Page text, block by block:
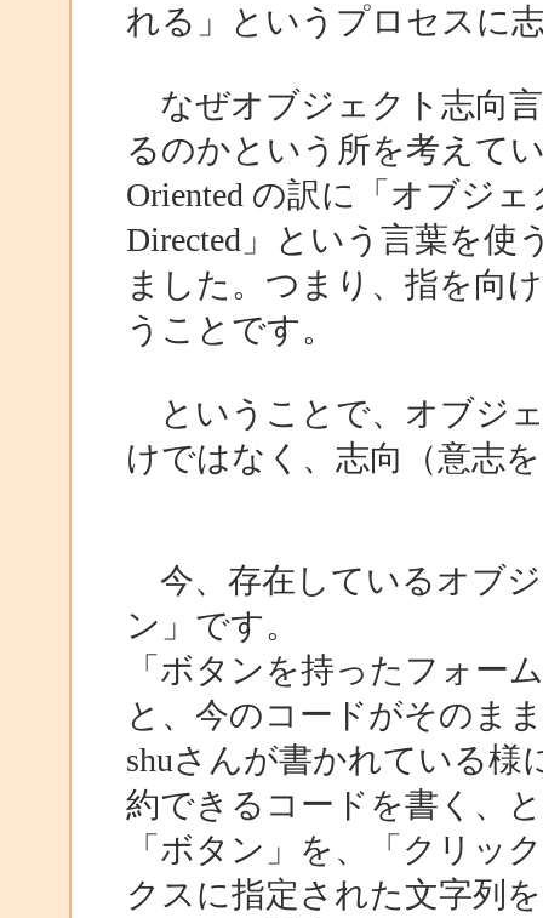
れる」というプロセスに
なぜオブジェクト志向
るのかという所を考えて
Oriented の訳に「オブジ
Directed」という言葉を
ました。つまり、指を向
うことです。
ということで、オブジ
けではなく、志向（意志
今、存在しているオブ
ン」です。
「ボタンを持ったフォー
と、今のコードがそのま
shuさんが書かれている
約できるコードを書く、
「ボタン」を、「クリッ
クスに指定された文字列